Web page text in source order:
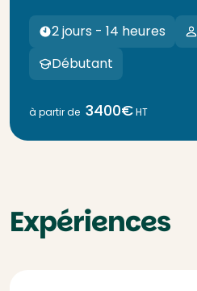
2 jours - 14 heures
Débutant
à partir de 3400€HT
Expériences